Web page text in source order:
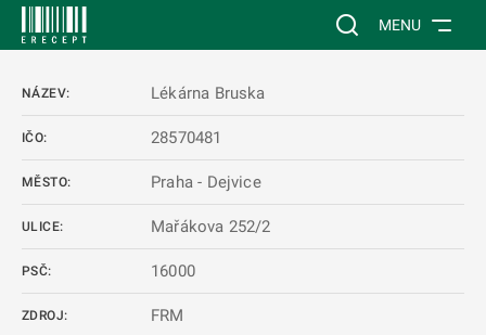
Vyhledávání na
MENU
NÁZEV: Lékárna Bruska
IČO: 28570481
MĚSTO: Praha - Dejvice
ULICE: Mařákova 252/2
PSČ: 16000
ZDROJ: FRM